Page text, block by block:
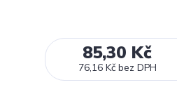
85,30 Kč
76,16 Kč bez DPH